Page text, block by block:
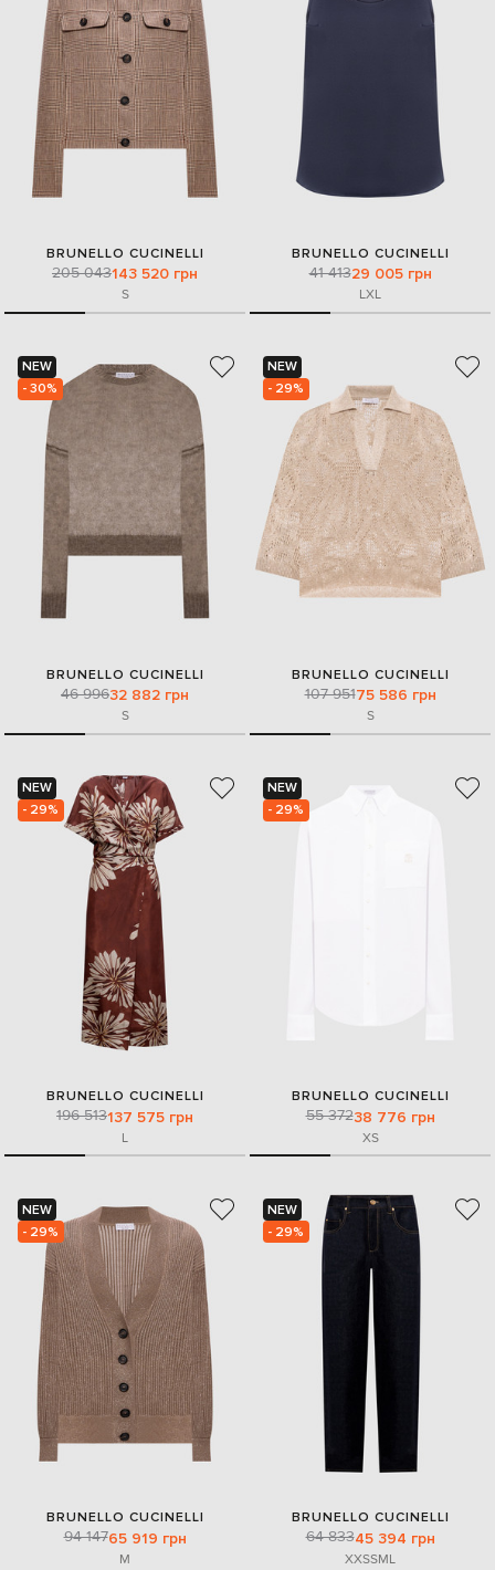
BRUNELLO CUCINELLI
205 043143 520 грн
S
BRUNELLO CUCINELLI
41 41329 005 грн
LXL
NEW
- 30%
BRUNELLO CUCINELLI
46 99632 882 грн
S
NEW
- 29%
BRUNELLO CUCINELLI
107 95175 586 грн
S
NEW
- 29%
BRUNELLO CUCINELLI
196 513137 575 грн
L
NEW
- 29%
BRUNELLO CUCINELLI
55 37238 776 грн
XS
NEW
- 29%
BRUNELLO CUCINELLI
94 14765 919 грн
M
NEW
- 29%
BRUNELLO CUCINELLI
64 83345 394 грн
XXSSML